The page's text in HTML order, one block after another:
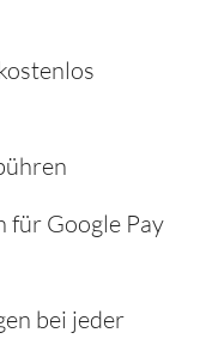
für Google Pay
bei jeder